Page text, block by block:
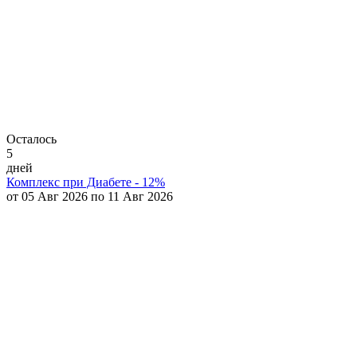
Осталось
5
дней
Комплекс при Диабете - 12%
от 05 Авг 2026 по 11 Авг 2026